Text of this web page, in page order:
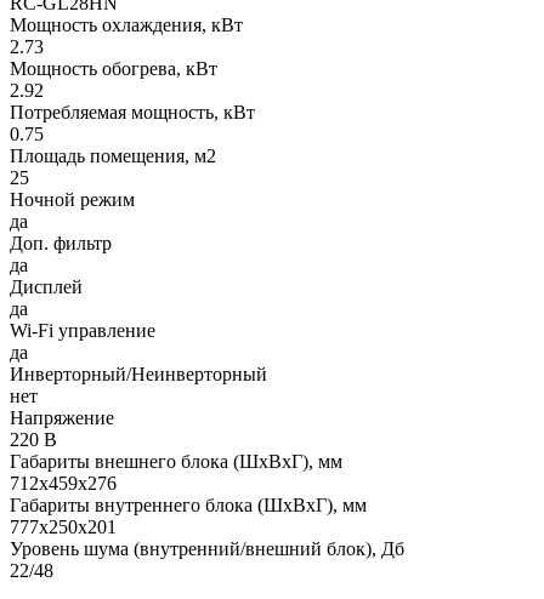
Мощность охлаждения, кВт
2.73
Мощность обогрева, кВт
2.92
Потребляемая мощность, кВт
0.75
Площадь помещения, м2
25
Ночной режим
да
Доп. фильтр
да
Дисплей
да
Wi-Fi управление
да
Инверторный/Неинверторный
нет
Напряжение
220 В
Габариты внешнего блока (ШхВхГ), мм
712х459х276
Габариты внутреннего блока (ШхВхГ), мм
777х250х201
Уровень шума (внутренний/внешний блок), Дб
22/48